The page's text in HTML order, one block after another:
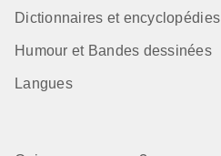
Dictionnaires et encyclopédies
Humour et Bandes dessinées
Langues